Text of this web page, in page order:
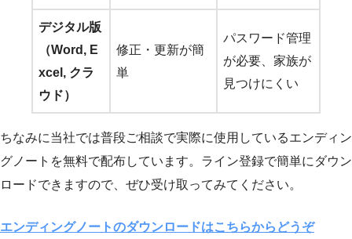
デジタル版
（Word, E
xcel, クラ
ウド）
修正・更新が簡
単
パスワード管理
が必要、家族が
見つけにくい
ちなみに当社では普段ご相談で実際に使用しているエンディン
グノートを無料で配布しています。ライン登録で簡単にダウン
ロードできますので、ぜひ受け取ってみてください。
エンディングノートのダウンロードはこちらからどうぞ